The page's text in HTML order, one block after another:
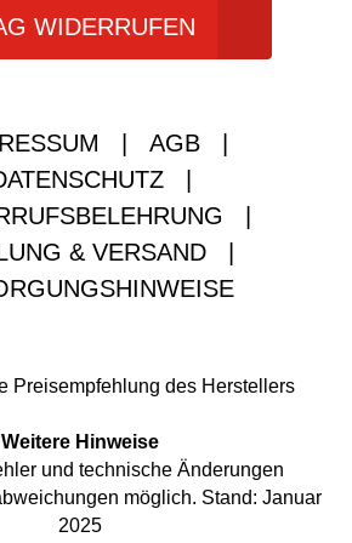
WIDERRUFEN
AGB
& VERSAND
Preisempfehlung des Herstellers
Weitere Hinweise
und technische Änderungen
möglich. Stand: Januar
2025